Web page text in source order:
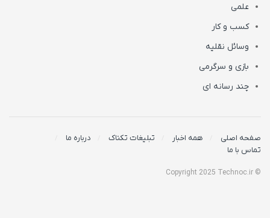
علمی
کسب و کار
وسائل نقلیه
بازی و سرگرمی
چند رسانه ای
صفحه اصلی همه اخبار تبلیغات تکناک
درباره ما
تماس با ما
© Copyright 2025 Technoc.ir